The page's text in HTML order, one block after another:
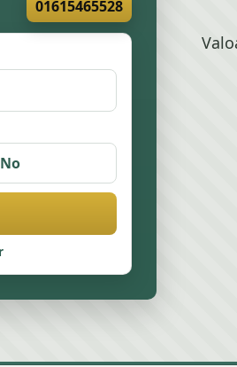
01615465528
No